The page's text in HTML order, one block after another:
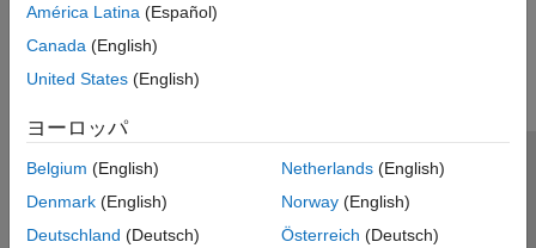
América Latina (Español)
Canada (English)
United States (English)
ヨーロッパ
Belgium (English)
Denmark (English)
Deutschland (Deutsch)
Netherlands(English)
Norway(English)
Österreich (Deutsch)
トラストセンター
プライバシー ポリシー
違法コピー防止
アプリケーション ステータス
© 1994-2026 The MathWorks, Inc.